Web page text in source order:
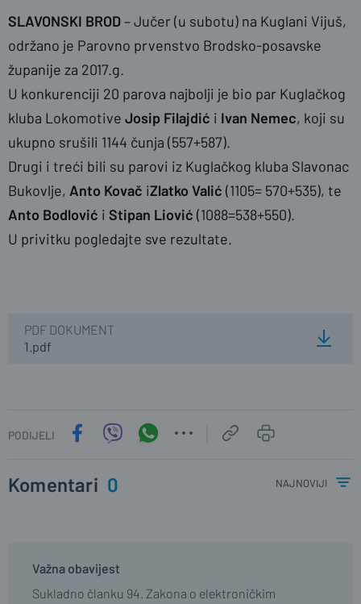
naslovnica IS/SBplus
SLAVONSKI BROD – Jučer (u subotu) na Kuglani Vijuš,
održano je Parovno prvenstvo Brodsko-posavske
županije za 2017.g.
U konkurenciji 20 parova najbolji je bio par Kuglačkog
kluba Lokomotive Josip Filajdić i Ivan Nemec, koji su
ukupno srušili 1144 čunja (557+587).
Drugi i treći bili su parovi iz Kuglačkog kluba Slavonac
Bukovlje, Anto Kovač iZlatko Valić (1105= 570+535), te
Anto Bodlović i Stipan Liović (1088=538+550).
U privitku pogledajte sve rezultate.
PDF DOKUMENT
1.pdf
PODIJELI
Komentari 0 najnoviji
Važna obavijest
Sukladno članku 94. Zakona o elektroničkim